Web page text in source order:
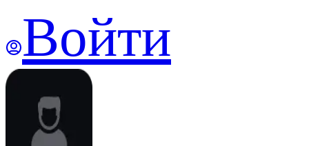
Войти